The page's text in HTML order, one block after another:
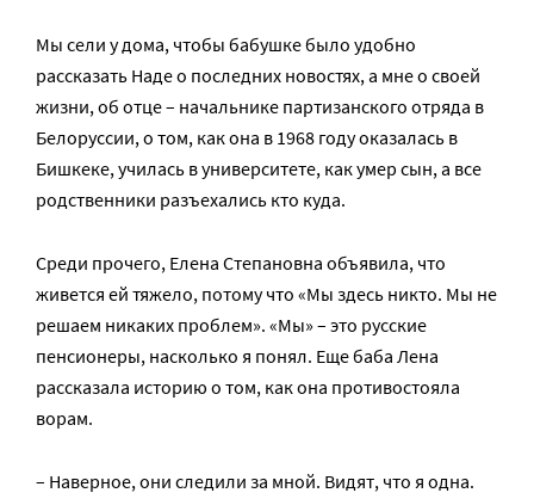
Мы сели у дома, чтобы бабушке было удобно
рассказать Наде о последних новостях, а мне о своей
жизни, об отце – начальнике партизанского отряда в
Белоруссии, о том, как она в 1968 году оказалась в
Бишкеке, училась в университете, как умер сын, а все
родственники разъехались кто куда.
Среди прочего, Елена Степановна объявила, что
живется ей тяжело, потому что «Мы здесь никто. Мы не
решаем никаких проблем». «Мы» – это русские
пенсионеры, насколько я понял. Еще баба Лена
рассказала историю о том, как она противостояла
ворам.
– Наверное, они следили за мной. Видят, что я одна.